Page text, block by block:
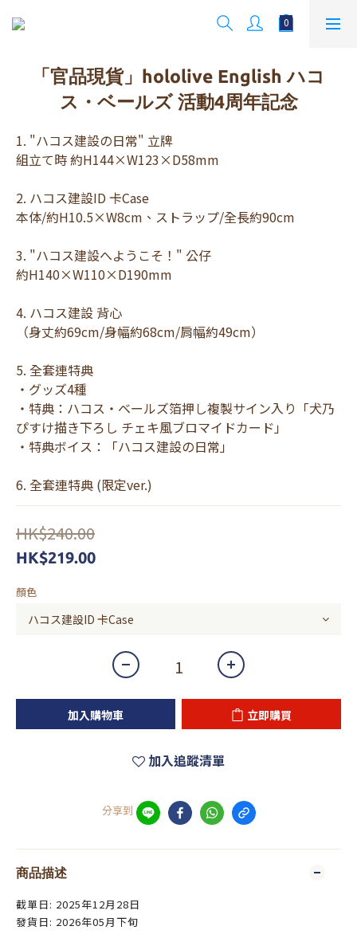
「官品現貨」hololive English ハコ
ス・ベールズ 活動4周年記念
1. "ハコス建設の日常" 立牌
組立て時 約H144×W123×D58mm
2. ハコス建設ID 卡Case
本体/約H10.5×W8cm、ストラップ/全長約90cm
3. "ハコス建設へようこそ！" 公仔
約H140×W110×D190mm
4. ハコス建設 背心
（身丈約69cm/身幅約68cm/肩幅約49cm）
5. 全套連特典
・グッズ4種
・特典：ハコス・ベールズ箔押し複製サイン入り「犬乃
ぴすけ描き下ろし チェキ風ブロマイドカード」
・特典ボイス：「ハコス建設の日常」
6. 全套連特典 (限定ver.)
HK$240.00
HK$219.00
顏色
加入購物車 立即購買
加入追蹤清單
分享到
商品描述
截單日: 2025年12月28日
發貨日: 2026年05月下旬